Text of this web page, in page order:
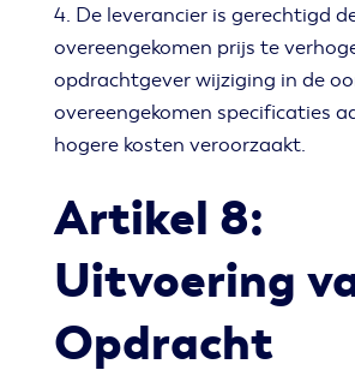
4. De leverancier is gerechtigd
overeengekomen prijs te
opdrachtgever wijziging in de
overeengekomen specificaties
hogere kosten veroorzaakt.
Artikel 8:
Uitvoering
Opdracht